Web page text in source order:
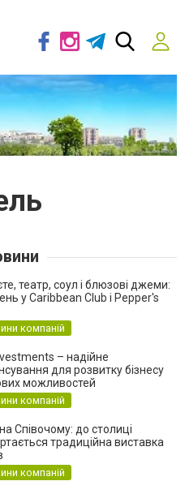
театр, соул і блюзові джеми:
у Caribbean Club і Pepper's
компаній
– надійне
для розвитку бізнесу
можливостей
компаній
Співочому: до столиці
традиційна виставка
компаній